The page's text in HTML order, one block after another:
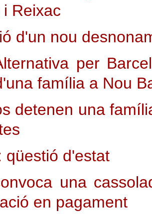
Reixac
d'un nou
per
família a Nou
detenen una
qüestió d'estat
una
en pagament